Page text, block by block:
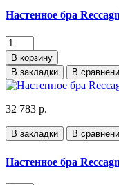
Настенное бра
В корзину
В закладки
В
32 783 р.
В закладки В
Настенное бра